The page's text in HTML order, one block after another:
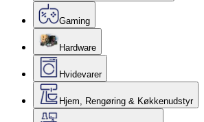
Gaming
Hardware
Hvidevarer
Hjem, Rengøring & Køkkenudstyr